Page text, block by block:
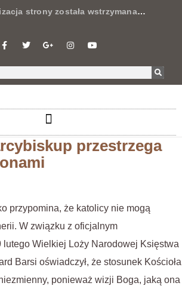
została wstrzymana…
przestrzega
przypomina, że katolicy nie mogą
W związku z oficjalnym
lutego Wielkiej Loży Narodowej Księstwa
Barsi oświadczył, że stosunek Kościoła
ponieważ wizji Boga, jaką ona